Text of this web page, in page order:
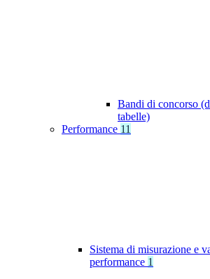
Bandi di concorso
tabelle)
Performance 11
Sistema di misurazione e
performance 1